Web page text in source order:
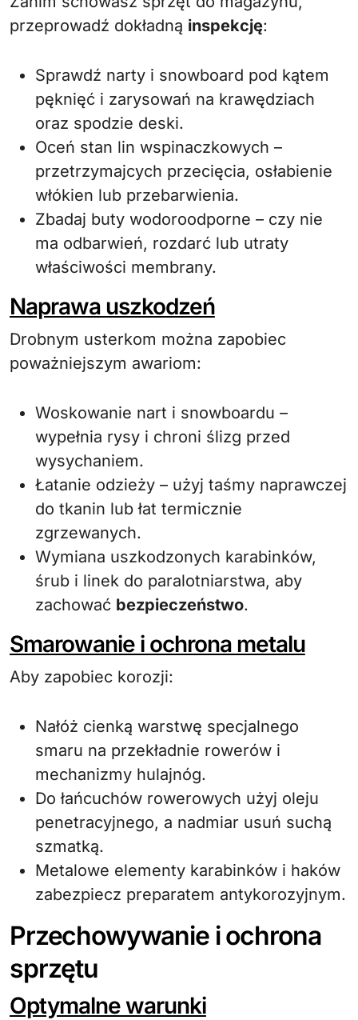
przeprowadź dokładną inspekcję:
Sprawdź narty i snowboard pod kątem
pęknięć i zarysowań na krawędziach
oraz spodzie deski.
Oceń stan lin wspinaczkowych –
przetrzymajcych przecięcia, osłabienie
włókien lub przebarwienia.
Zbadaj buty wodoroodporne – czy nie
ma odbarwień, rozdarć lub utraty
właściwości membrany.
Naprawa uszkodzeń
Drobnym usterkom można zapobiec
poważniejszym awariom:
Woskowanie nart i snowboardu –
wypełnia rysy i chroni ślizg przed
wysychaniem.
Łatanie odzieży – użyj taśmy naprawczej
do tkanin lub łat termicznie
zgrzewanych.
Wymiana uszkodzonych karabinków,
śrub i linek do paralotniarstwa, aby
zachować bezpieczeństwo.
Smarowanie i ochrona metalu
Aby zapobiec korozji:
Nałóż cienką warstwę specjalnego
smaru na przekładnie rowerów i
mechanizmy hulajnóg.
Do łańcuchów rowerowych użyj oleju
penetracyjnego, a nadmiar usuń suchą
szmatką.
Metalowe elementy karabinków i haków
zabezpiecz preparatem antykorozyjnym.
Przechowywanie i ochrona
sprzętu
Optymalne warunki